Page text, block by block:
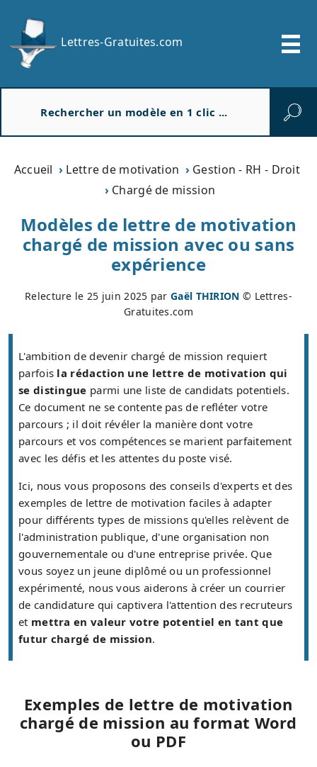
Lettres-Gratuites.com
Accueil Lettre de motivation
Gestion - RH - Droit
Chargé de mission
Modèles de lettre de motivation
chargé de mission avec ou sans
expérience
Relecture le 25 juin 2025 parGaël THIRION © Lettres-
Gratuites.com
L'ambition de devenir chargé de mission requiert
parfois la rédaction une lettre de motivation qui
se distingue parmi une liste de candidats potentiels.
Ce document ne se contente pas de refléter votre
parcours ; il doit révéler la manière dont votre
parcours et vos compétences se marient parfaitement
avec les défis et les attentes du poste visé.
Ici, nous vous proposons des conseils d'experts et des
exemples de lettre de motivation faciles à adapter
pour différents types de missions qu'elles relèvent de
l'administration publique, d'une organisation non
gouvernementale ou d'une entreprise privée. Que
vous soyez un jeune diplômé ou un professionnel
expérimenté, nous vous aiderons à créer un courrier
de candidature qui captivera l'attention des recruteurs
et mettra en valeur votre potentiel en tant que
futur chargé de mission.
Exemples de lettre de motivation
chargé de mission au format Word
ou PDF